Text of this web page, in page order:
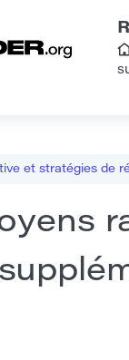
et stratégies de